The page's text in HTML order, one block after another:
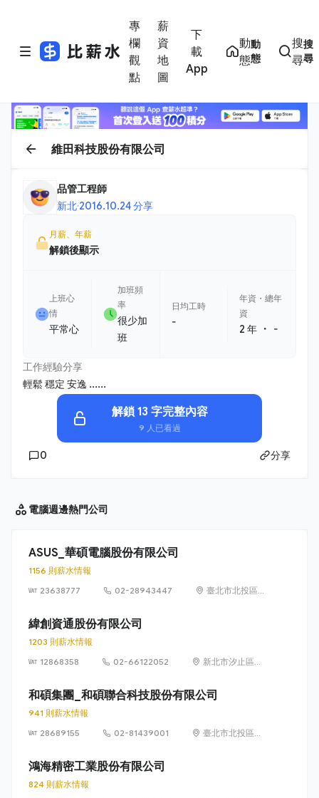
專
欄
觀
點
薪
資
地
圖
下
載
App
動
態
動
態
搜
尋
搜
尋
維田科技股份有限公司
品管工程師
新北·2016.10.24 分享
月薪、年薪
解鎖後顯示
上班心
情
平常心
加班頻
率
很少加
班
日均工時
-
年資・總年
資
2 年 ・ -
工作經驗分享
輕鬆 穩定 安逸 ......
解鎖 13 字完整內容
9 人已看過
0 分享
電腦週邊熱門公司
ASUS_華碩電腦股份有限公司
1156 則薪水情報
23638777
02-28943447
臺北市北投區立
緯創資通股份有限公司
1203 則薪水情報
12868358
02-66122052
新北市汐止區新
21樓
和碩集團_和碩聯合科技股份有限公司
941 則薪水情報
28689155
02-81439001
臺北市北投區立
鴻海精密工業股份有限公司
824 則薪水情報